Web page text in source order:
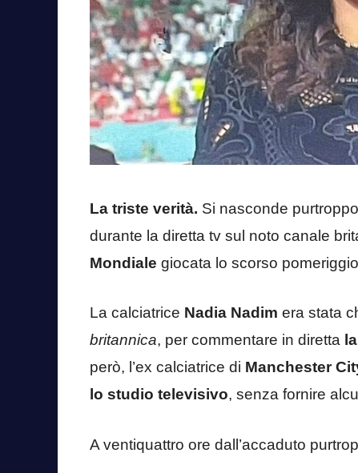
La triste verità. Si nasconde
durante la diretta tv sul noto canale
Mondiale giocata lo scorso
La calciatrice Nadia Nadim era stata
britannica, per commentare in diretta
però, l’ex calciatrice di Manchester
lo studio televisivo, senza fornire
A ventiquattro ore dall’accaduto